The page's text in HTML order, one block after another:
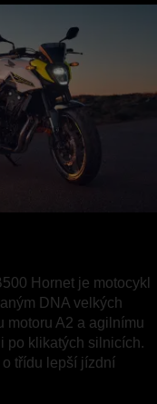
Hornet je motocykl
DNA velkých
motoru A2 a agilnímu
po klikatých silnicích.
třídu lepší jízdní